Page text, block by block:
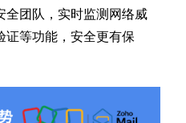
全团队，实时监测网络威
证等功能，安全更有保